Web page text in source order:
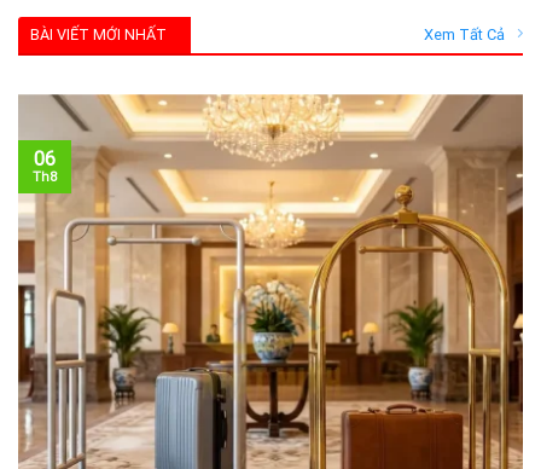
BÀI VIẾT MỚI NHẤT Xem Tất Cả
06
Th8